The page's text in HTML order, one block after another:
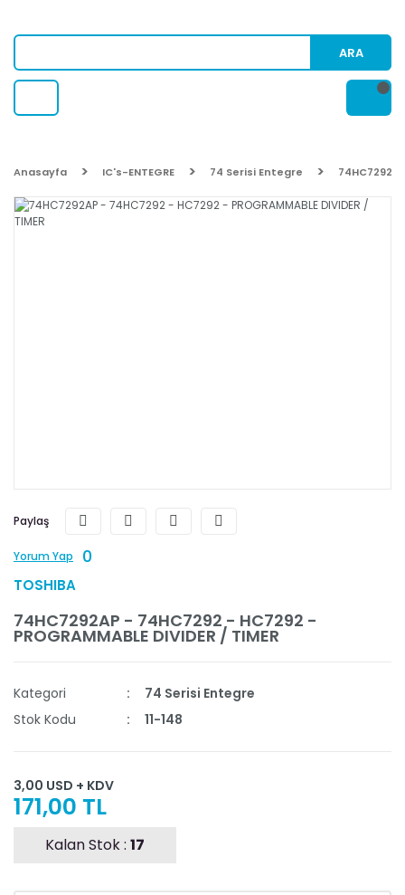
ARA
Anasayfa IC's-ENTEGRE 74 Serisi Entegre
Paylaş
Yorum Yap 0
TOSHIBA
74HC7292AP - 74HC7292 - HC7292 -
PROGRAMMABLE DIVIDER / TIMER
Kategori
74 Serisi Entegre
Stok Kodu
11-148
3,00 USD + KDV
171,00 TL
Kalan Stok : 17